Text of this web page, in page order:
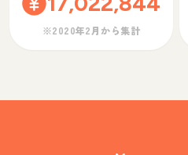
※2020年2月から集計